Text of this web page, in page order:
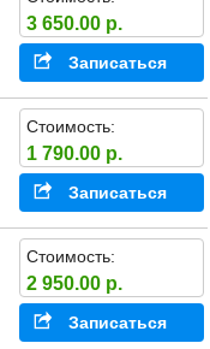
3 650.00 р.
Записаться
Стоимость:
1 790.00 р.
Записаться
Стоимость:
2 950.00 р.
Записаться